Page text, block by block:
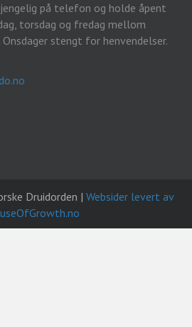
på telefon og holde åpent
torsdag og fredag mellom
stengt for henvendelser.
Druidorden | Websider levert av